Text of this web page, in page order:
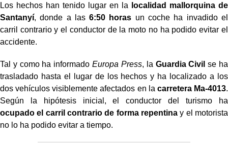
Los hechos han tenido lugar en la
localidad mallorquina de
Santanyí, donde a las6:50 horas un coche ha invadido el
carril contrario y el conductor de la moto no ha podido evitar el
accidente.
Tal y como ha informadoEuropa Press, la Guardia Civil se ha
trasladado hasta el lugar de los hechos y ha localizado a los
dos vehículos visiblemente afectados en la carretera Ma-4013.
Según la hipótesis inicial, el conductor del turismo ha
ocupado el carril contrario de forma repentinay el motorista
no lo ha podido evitar a tiempo.